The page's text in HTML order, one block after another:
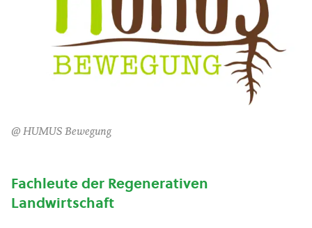
@ HUMUS Bewegung
Fachleute der Regenerativen
Landwirtschaft